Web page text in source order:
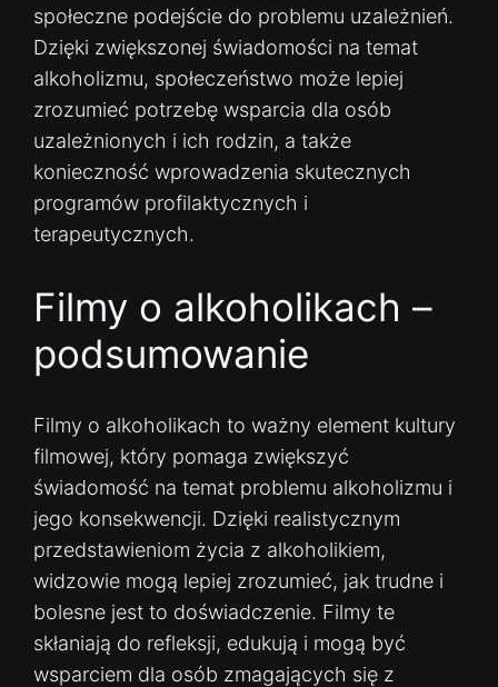
społeczne podejście do problemu uzależnień.
Dzięki zwiększonej świadomości na temat
alkoholizmu, społeczeństwo może lepiej
zrozumieć potrzebę wsparcia dla osób
uzależnionych i ich rodzin, a także
konieczność wprowadzenia skutecznych
programów profilaktycznych i
terapeutycznych.
Filmy o alkoholikach –
podsumowanie
Filmy o alkoholikach to ważny element kultury
filmowej, który pomaga zwiększyć
świadomość na temat problemu alkoholizmu i
jego konsekwencji. Dzięki realistycznym
przedstawieniom życia z alkoholikiem,
widzowie mogą lepiej zrozumieć, jak trudne i
bolesne jest to doświadczenie. Filmy te
skłaniają do refleksji, edukują i mogą być
wsparciem dla osób zmagających się z